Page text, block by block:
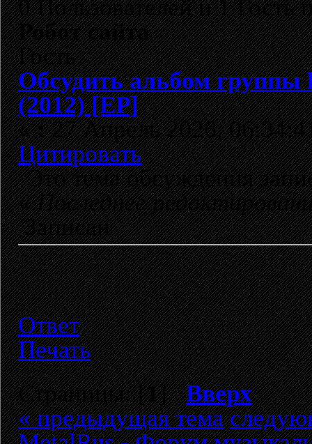
0 Пользователей и 1 Гость
Робот сайта
Гость
Обсудить альбом
(2012) [EP]
«:27 Апрель 2026,
Цитировать
Это тема обсуждения
«Последнее
Записан
Ответ
Печать
Страницы: [1]Вверх
« предыдущая тема